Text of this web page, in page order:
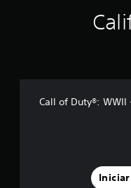
Call of Duty®: